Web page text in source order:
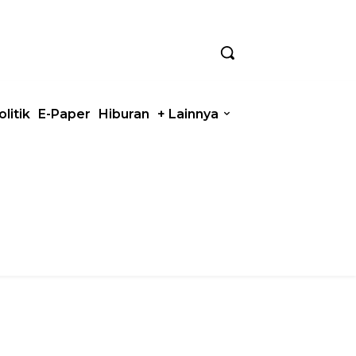
E-Paper Hiburan + Lainnya